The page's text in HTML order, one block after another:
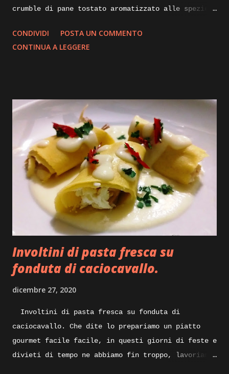
crumble di pane tostato aromatizzato alle spezie.
impreziosire e dare croccantezza ai mie piatti.
Ingredienti: mollica di pane non troppo fresca un
portiamola in una padella calda, la fiamma dovrà
essere bassissima, aggiungiamoci un paio di foglie
di alloro e uno spicchio d’aglio sbucciato,
iniziamo la tostatura mescolando insieme il
composto con l’aiuto di una paletta, dopo qualche
minuto aggiungiamo un cucchiaio di olio evo per
mezzo kg di mollica e continuiamo a rimescolare il
composto, dopo una decina di minuti inizieremo a
vedere la nostra mollica che andra asciugando
perdendo l’umidità in essa contenuta, sempre
mescolando do...
CONDIVIDI
POSTA UN COMMENTO
CONTINUA A LEGGERE
Involtini di pasta fresca su
fonduta di caciocavallo.
dicembre 27, 2020
Involtini di pasta fresca su fonduta di
caciocavallo. Che dite lo prepariamo un piatto
gourmet facile facile, in questi giorni di feste e
divieti di tempo ne abbiamo fin troppo, lavoriamo